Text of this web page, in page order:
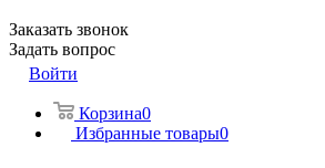
Заказать звонок
Задать вопрос
Войти
Корзина0
Избранные товары0